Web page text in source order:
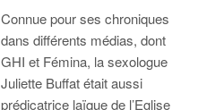
Connue pour ses chroniques
dans différents médias, dont
GHI et Fémina, la sexologue
Juliette Buffat était aussi
prédicatrice laïque de l’Eglise